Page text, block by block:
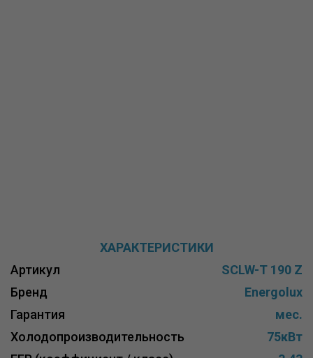
ХАРАКТЕРИСТИКИ
Артикул
SCLW-T 190 Z
Бренд
Energolux
Гарантия
мес.
Холодопроизводительность
75кВт